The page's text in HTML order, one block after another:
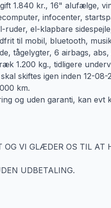
1.840 kr., 16" alufælge,
infocenter,
el-klapbare
til mobil, bluetooth,
tågelygter, 6 airbags,
1.200 kg., tidligere
skiftes igen inden 12-08-
km.
og uden garanti, kan
OG VI GLÆDER OS TIL AT
UDBETALING.